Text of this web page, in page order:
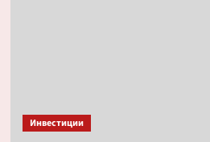
Инвестиции